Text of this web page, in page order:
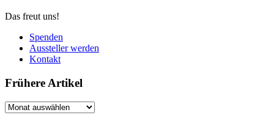
Das freut uns!
Spenden
Aussteller werden
Kontakt
Frühere Artikel
Frühere